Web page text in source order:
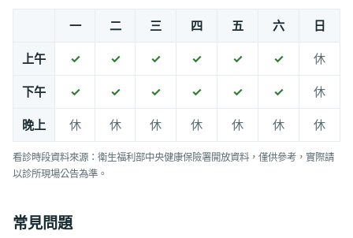
一 二 三 四 五 六 日
上午 ✓ ✓ ✓ ✓ ✓ ✓ 休
下午 ✓ ✓ ✓ ✓ ✓ ✓ 休
晚上 休 休 休 休 休 休 休
看診時段資料來源：衛生福利部中央健康保險署開放資料，僅供參考，實際請
以診所現場公告為準。
常見問題